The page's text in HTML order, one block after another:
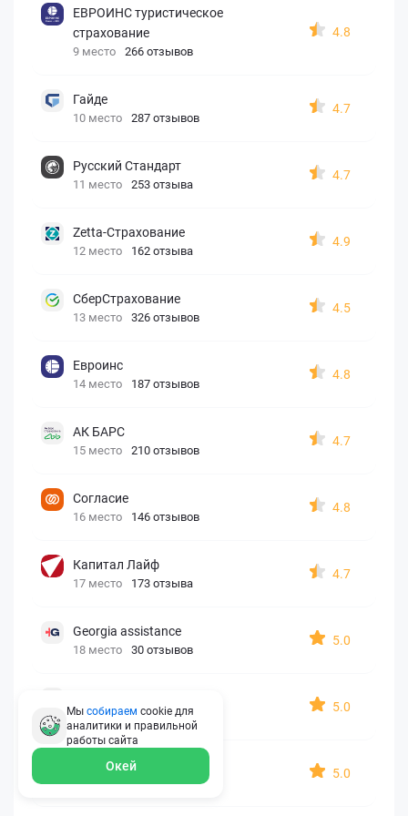
ЕВРОИНС туристическое
страхование
9 место 266 отзывов
4.8
Гайде
10 место 287 отзывов
4.7
Русский Стандарт
11 место 253 отзыва
4.7
Zetta-Страхование
12 место 162 отзыва
4.9
СберСтрахование
13 место 326 отзывов
4.5
Евроинс
14 место 187 отзывов
4.8
АК БАРС
15 место 210 отзывов
4.7
Согласие
16 место 146 отзывов
4.8
Капитал Лайф
17 место 173 отзыва
4.7
Georgia assistance
18 место 30 отзывов
5.0
19 место 10 отзывов
5.0
АйАйСи
20 место 7 отзывов
5.0
Мы собираем cookie для
аналитики и правильной
работы сайта
Окей